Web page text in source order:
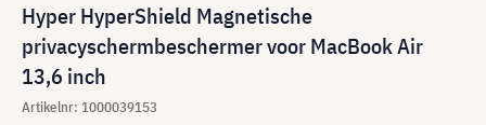
Hyper HyperShield Magnetische
privacyschermbeschermer voor MacBook Air
13,6 inch
Artikelnr: 1000039153